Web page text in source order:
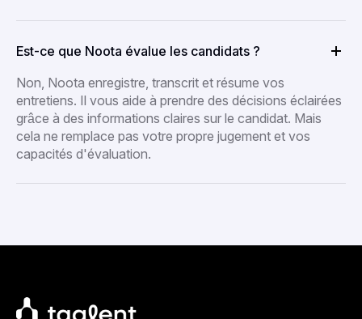
Est-ce que Noota évalue les candidats ?
Non, Noota enregistre, transcrit et résume vos
entretiens. Il vous aide à prendre des décisions éclairées
grâce à des informations claires sur le candidat. Mais
cela ne remplace pas votre propre jugement et vos
capacités d'évaluation.